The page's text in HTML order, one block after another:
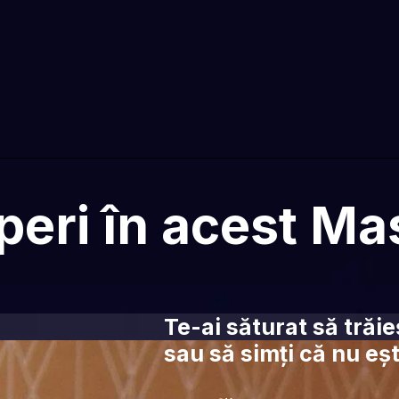
în acest
Te-ai săturat să
sau să simți că nu